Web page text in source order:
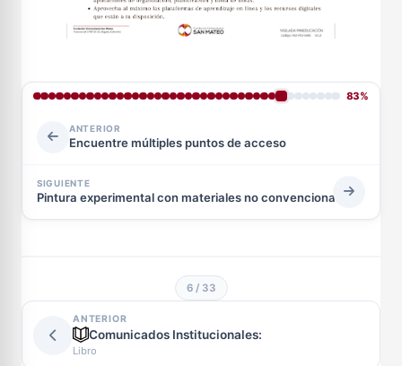
83%
ANTERIOR
Encuentre múltiples puntos de acceso
SIGUIENTE
Pintura experimental con materiales no convencionales
ANTERIOR
Comunicados Institucionales:
Libro
6 / 33